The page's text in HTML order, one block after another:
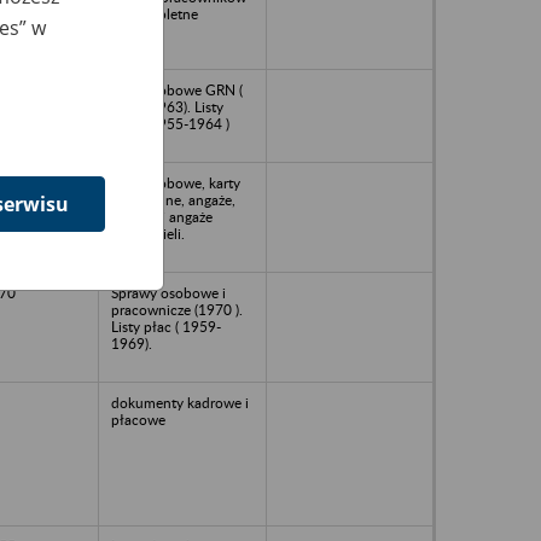
niekompletne
Akta osobowe GRN (
1954-1963). Listy
płac ( 1955-1964 )
Akta osobowe, karty
personalne, angaże,
dekrety i angaże
nauczycieli.
Sprawy osobowe i
pracownicze (1970 ).
Listy płac ( 1959-
1969).
dokumenty kadrowe i
płacowe
w